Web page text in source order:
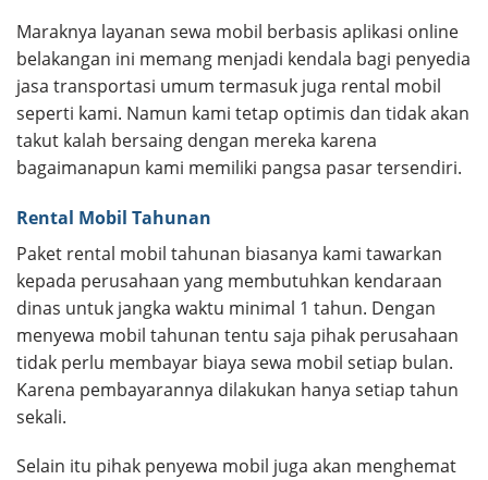
Maraknya layanan sewa mobil berbasis aplikasi online
belakangan ini memang menjadi kendala bagi penyedia
jasa transportasi umum termasuk juga rental mobil
seperti kami. Namun kami tetap optimis dan tidak akan
takut kalah bersaing dengan mereka karena
bagaimanapun kami memiliki pangsa pasar tersendiri.
Rental Mobil Tahunan
Paket rental mobil tahunan biasanya kami tawarkan
kepada perusahaan yang membutuhkan kendaraan
dinas untuk jangka waktu minimal 1 tahun. Dengan
menyewa mobil tahunan tentu saja pihak perusahaan
tidak perlu membayar biaya sewa mobil setiap bulan.
Karena pembayarannya dilakukan hanya setiap tahun
sekali.
Selain itu pihak penyewa mobil juga akan menghemat